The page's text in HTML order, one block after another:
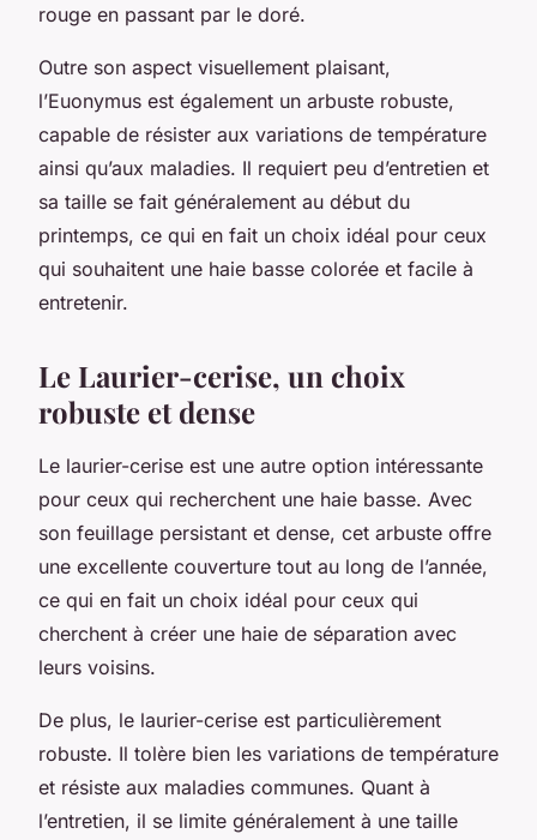
rouge en passant par le doré.
Outre son aspect visuellement plaisant,
l’Euonymus est également un arbuste robuste,
capable de résister aux variations de température
ainsi qu’aux maladies. Il requiert peu d’entretien et
sa taille se fait généralement au début du
printemps, ce qui en fait un choix idéal pour ceux
qui souhaitent une haie basse colorée et facile à
entretenir.
Le Laurier-cerise, un choix
robuste et dense
Le laurier-cerise est une autre option intéressante
pour ceux qui recherchent une haie basse. Avec
son feuillage persistant et dense, cet arbuste offre
une excellente couverture tout au long de l’année,
ce qui en fait un choix idéal pour ceux qui
cherchent à créer une haie de séparation avec
leurs voisins.
De plus, le laurier-cerise est particulièrement
robuste. Il tolère bien les variations de température
et résiste aux maladies communes. Quant à
l’entretien, il se limite généralement à une taille